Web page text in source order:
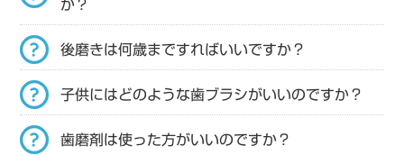
か？
後磨きは何歳まですればいいですか？
子供にはどのような歯ブラシがいいのですか？
歯磨剤は使った方がいいのですか？